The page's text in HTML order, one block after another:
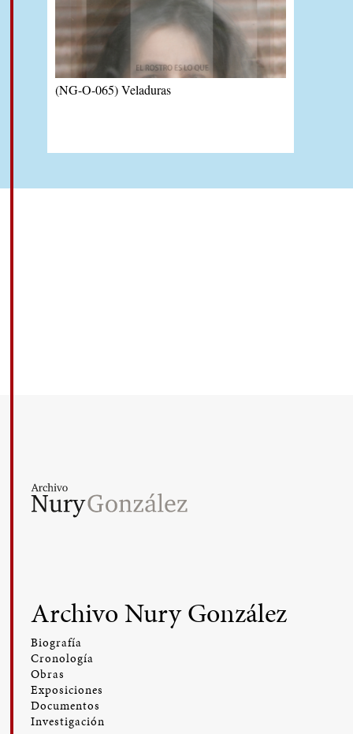
(NG-O-065) Veladuras
Archivo Nury González
Biografía
Cronología
Obras
Exposiciones
Documentos
Investigación